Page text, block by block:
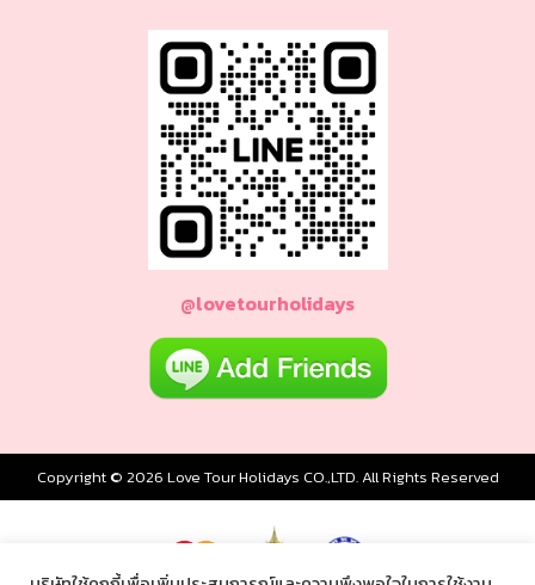
@lovetourholidays
Copyright © 2026 Love Tour Holidays CO.,LTD. All Rights Reserved
ทัวร์ออสเตรีย
ทัวร์อินโดนีเซีย
ทัวร์ศรีลังกา
ทัวร์อียิปต์